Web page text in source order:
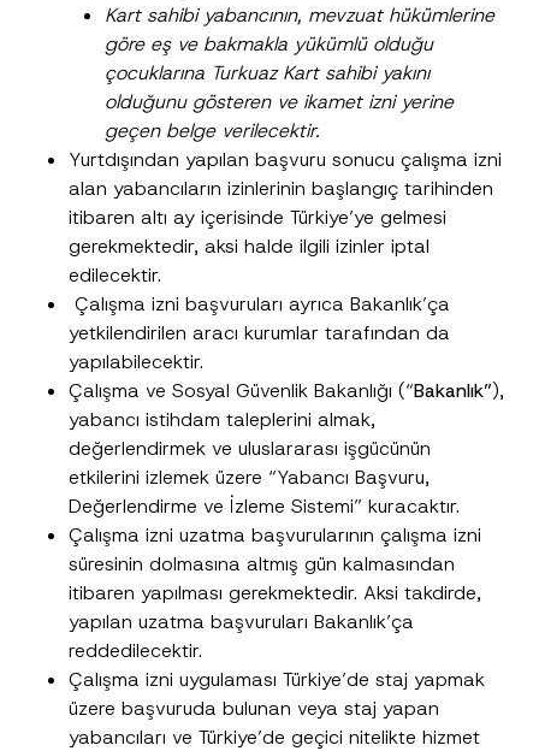
Kart sahibi yabancının, mevzuat hükümlerine
göre eş ve bakmakla yükümlü olduğu
çocuklarına Turkuaz Kart sahibi yakını
olduğunu gösteren ve ikamet izni yerine
geçen belge verilecektir.
Yurtdışından yapılan başvuru sonucu çalışma izni
alan yabancıların izinlerinin başlangıç tarihinden
itibaren altı ay içerisinde Türkiye’ye gelmesi
gerekmektedir, aksi halde ilgili izinler iptal
edilecektir.
Çalışma izni başvuruları ayrıca Bakanlık’ça
yetkilendirilen aracı kurumlar tarafından da
yapılabilecektir.
Çalışma ve Sosyal Güvenlik Bakanlığı (“Bakanlık”),
yabancı istihdam taleplerini almak,
değerlendirmek ve uluslararası işgücünün
etkilerini izlemek üzere “Yabancı Başvuru,
Değerlendirme ve İzleme Sistemi” kuracaktır.
Çalışma izni uzatma başvurularının çalışma izni
süresinin dolmasına altmış gün kalmasından
itibaren yapılması gerekmektedir. Aksi takdirde,
yapılan uzatma başvuruları Bakanlık’ça
reddedilecektir.
Çalışma izni uygulaması Türkiye’de staj yapmak
üzere başvuruda bulunan veya staj yapan
yabancıları ve Türkiye’de geçici nitelikte hizmet
Firma
Pozisyon
y
E-Posta Adresi*
Telefon Numarası
P
r
v
a
y
o
t
c
e
Bu iletişim formu aracılığıyla sağlanan kişisel
verilerle ilgiliaydınlatma metnini okudum ve
anladım.
p
p
o
v
e
*
Bu iletişim formunu göndererek,
aydınlatma
metninde açıklanan şekilde kişisel verilerimin
işlenmesine izin veriyorum.
GÖNDER